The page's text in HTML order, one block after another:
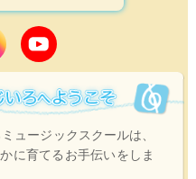
ュージックスクールは、
に育てるお手伝いをしま